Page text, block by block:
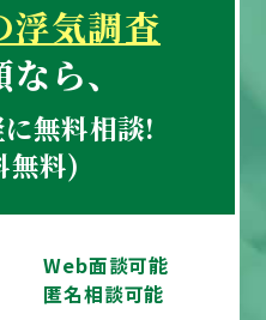
浮気調査
ら、
無料相談!
無料)
Web面談可能
匿名相談可能